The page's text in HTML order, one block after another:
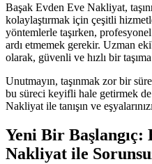
Başak Evden Eve Nakliyat,
kolaylaştırmak için çeşitli
yöntemlerle taşırken,
ardı etmemek gerekir. Uzman
olarak, güvenli ve hızlı bir
Unutmayın, taşınmak zor bir
bu süreci keyifli hale getirmek
Nakliyat ile tanışın ve
Yeni Bir Başlangıç:
Nakliyat ile